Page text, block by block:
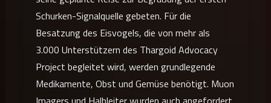
Schurken-Signalquelle gebeten. Für die
Besatzung des Eisvogels, die von mehr als
3.000 Unterstützern des Thargoid Advocacy
Project begleitet wird, werden grundlegende
Medikamente, Obst und Gemüse benötigt. Muon